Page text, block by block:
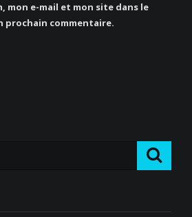
mon e-mail et mon site dans le
prochain commentaire.